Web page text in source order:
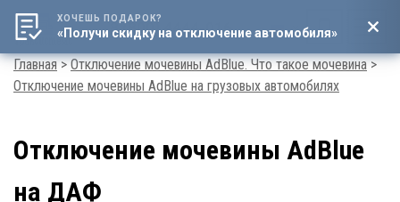
8 (800) 4444-016
Строка
навигации
Главная
Отключение мочевины AdBlue. Что такое мочевина
Отключение мочевины AdBlue на грузовых автомобилях
Отключение мочевины AdBlue
на ДАФ
ХОЧЕШЬ ПОДАРОК?
«Получи скидку на отключение автомобиля»